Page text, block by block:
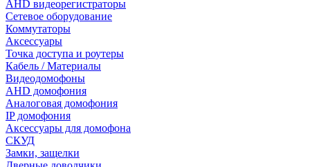
AHD видеорегистраторы
Сетевое оборудование
Коммутаторы
Аксессуары
Точка доступа и роутеры
Кабель / Материалы
Видеодомофоны
AHD домофония
Аналоговая домофония
IP домофония
Аксессуары для домофона
СКУД
Замки, защелки